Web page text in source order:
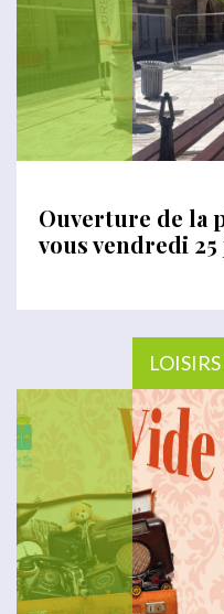
Ouverture de la
vous vendredi